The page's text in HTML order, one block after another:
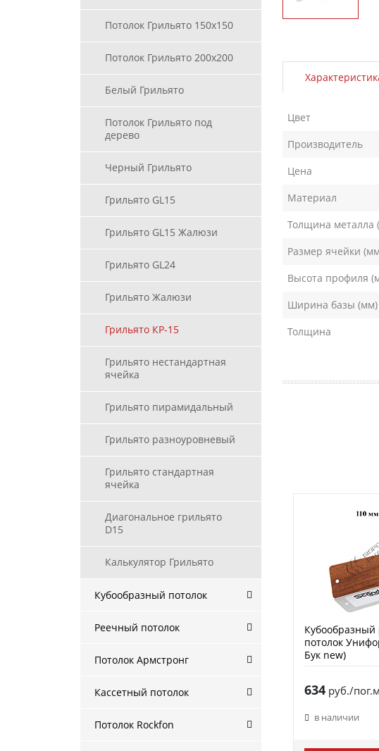
Потолок Грильято 150х150
Потолок Грильято 200х200
Белый Грильято
Потолок Грильято под
дерево
Черный Грильято
Грильято GL15
Грильято GL15 Жалюзи
Грильято GL24
Грильято Жалюзи
Грильято КР-15
Грильято нестандартная
ячейка
Грильято пирамидальный
Грильято разноуровневый
Грильято стандартная
ячейка
Диагональное грильято
D15
Калькулятор Грильято
Кубообразный потолок
Реечный потолок
Потолок Армстронг
Кассетный потолок
Потолок Rockfon
Цвет
Производитель
Цена
Материал
Толщина металла
Размер ячейки
Высота профиля
Ширина базы (мм)
Толщина
потолок
Бук new)
634руб./
в наличии